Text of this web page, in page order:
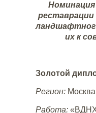
их к
Золотой
Регион:
Работа: